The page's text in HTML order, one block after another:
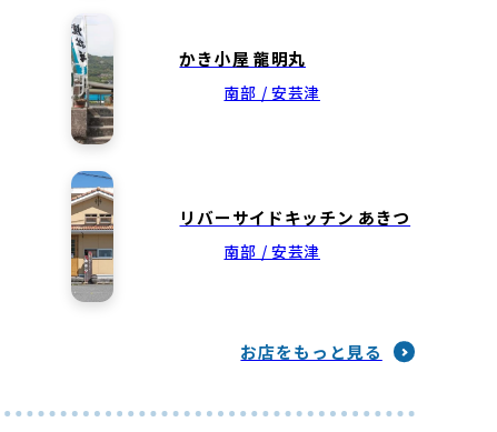
かき小屋 龍明丸
南部 / 安芸津
リバーサイドキッチン あきつ
南部 / 安芸津
お店をもっと見る